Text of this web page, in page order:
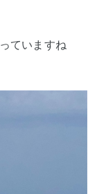
ていますね